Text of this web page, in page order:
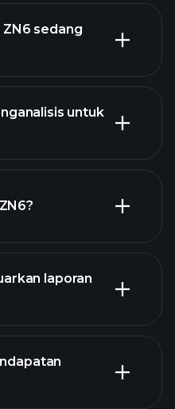
sedang
untuk
laporan
kewangan ZN6